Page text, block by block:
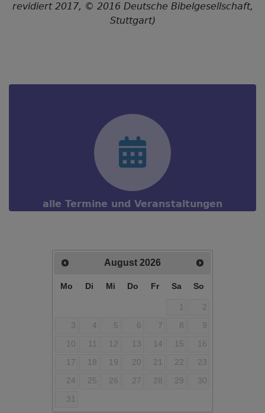
revidiert 2017, © 2016 Deutsche Bibelgesellschaft,
Stuttgart)
alle Termine und Veranstaltungen
August 2026
Mo Di Mi Do Fr Sa So
1
2
3
4 5 6 7 8
9
10
11 12 13 14 15
16
17
18 19 20 21 22
23
24
25 26 27 28 29
30
31